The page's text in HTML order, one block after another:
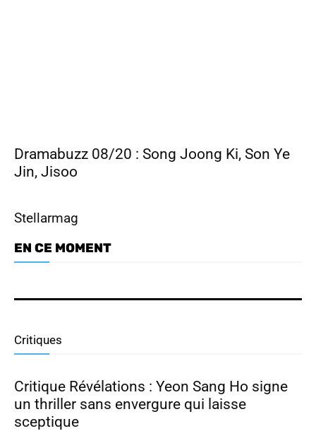
Dramabuzz 08/20 : Song Joong Ki, Son Ye
Jin, Jisoo
Stellarmag
EN CE MOMENT
Critiques
Critique Révélations : Yeon Sang Ho signe
un thriller sans envergure qui laisse
sceptique